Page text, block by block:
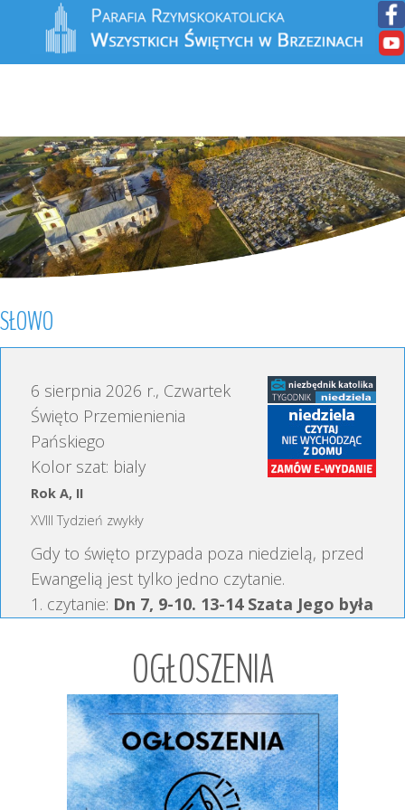
SŁOWO
6 sierpnia 2026 r., Czwartek
Święto Przemienienia
Pańskiego
Kolor szat: bialy
Rok A, II
XVIII Tydzień zwykły
Gdy to święto przypada poza niedzielą, przed
Ewangelią jest tylko jedno czytanie.
1. czytanie: Dn 7, 9-10. 13-14 Szata Jego była
Ps 97 (96), 1-2. 5-6. 9 (R.: por. 1a i 9a)
Pan Bóg króluje ponad całą ziemią
2. czytanie:2 P 1, 16-19 Słyszeliśmy, jak ten
głos doszedł z nieba
Aklamacja:Mt 17, 5c
Ewangelia:Mt 17, 1-9 Twarz Jego zajaśniała
OGŁOSZENIA